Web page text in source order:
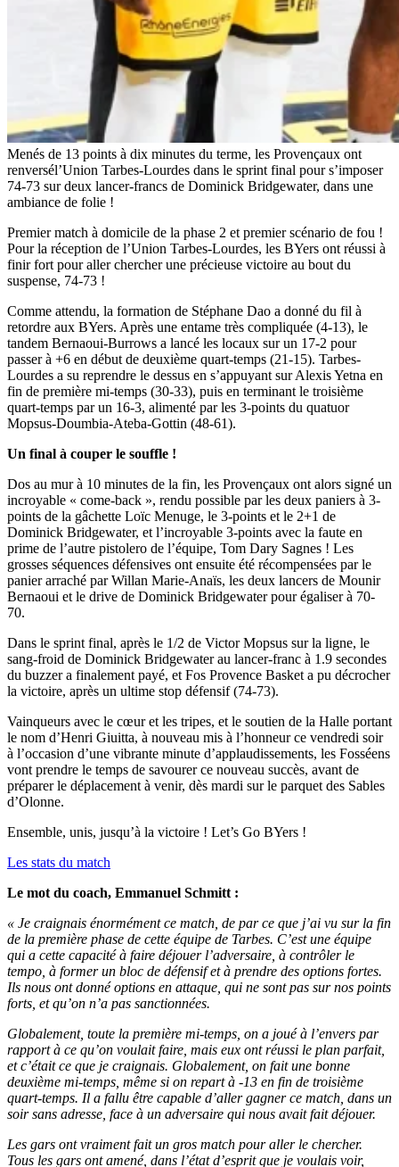
Menés de 13 points à dix minutes du terme, les Provençaux ont
renversél’Union Tarbes-Lourdes dans le sprint final pour s’imposer
74-73 sur deux lancer-francs de Dominick Bridgewater, dans une
ambiance de folie !
Premier match à domicile de la phase 2 et premier scénario de fou !
Pour la réception de l’Union Tarbes-Lourdes, les BYers ont réussi à
finir fort pour aller chercher une précieuse victoire au bout du
suspense, 74-73 !
Comme attendu, la formation de Stéphane Dao a donné du fil à
retordre aux BYers. Après une entame très compliquée (4-13), le
tandem Bernaoui-Burrows a lancé les locaux sur un 17-2 pour
passer à +6 en début de deuxième quart-temps (21-15). Tarbes-
Lourdes a su reprendre le dessus en s’appuyant sur Alexis Yetna en
fin de première mi-temps (30-33), puis en terminant le troisième
quart-temps par un 16-3, alimenté par les 3-points du quatuor
Mopsus-Doumbia-Ateba-Gottin (48-61).
Un final à couper le souffle !
Dos au mur à 10 minutes de la fin, les Provençaux ont alors signé un
incroyable « come-back », rendu possible par les deux paniers à 3-
points de la gâchette Loïc Menuge, le 3-points et le 2+1 de
Dominick Bridgewater, et l’incroyable 3-points avec la faute en
prime de l’autre pistolero de l’équipe, Tom Dary Sagnes ! Les
grosses séquences défensives ont ensuite été récompensées par le
panier arraché par Willan Marie-Anaïs, les deux lancers de Mounir
Bernaoui et le drive de Dominick Bridgewater pour égaliser à 70-
70.
Dans le sprint final, après le 1/2 de Victor Mopsus sur la ligne, le
sang-froid de Dominick Bridgewater au lancer-franc à 1.9 secondes
du buzzer a finalement payé, et Fos Provence Basket a pu décrocher
la victoire, après un ultime stop défensif (74-73).
Vainqueurs avec le cœur et les tripes, et le soutien de la Halle portant
le nom d’Henri Giuitta, à nouveau mis à l’honneur ce vendredi soir
à l’occasion d’une vibrante minute d’applaudissements, les Fosséens
vont prendre le temps de savourer ce nouveau succès, avant de
préparer le déplacement à venir, dès mardi sur le parquet des Sables
d’Olonne.
Ensemble, unis, jusqu’à la victoire ! Let’s Go BYers !
Les stats du match
Le mot du coach, Emmanuel Schmitt :
« Je craignais énormément ce match, de par ce que j’ai vu sur la fin
de la première phase de cette équipe de Tarbes. C’est une équipe
qui a cette capacité à faire déjouer l’adversaire, à contrôler le
tempo, à former un bloc de défensif et à prendre des options fortes.
Ils nous ont donné options en attaque, qui ne sont pas sur nos points
forts, et qu’on n’a pas sanctionnées.
Globalement, toute la première mi-temps, on a joué à l’envers par
rapport à ce qu’on voulait faire, mais eux ont réussi le plan parfait,
et c’était ce que je craignais. Globalement, on fait une bonne
deuxième mi-temps, même si on repart à -13 en fin de troisième
quart-temps. Il a fallu être capable d’aller gagner ce match, dans un
soir sans adresse, face à un adversaire qui nous avait fait déjouer.
Les gars ont vraiment fait un gros match pour aller le chercher.
Tous les gars ont amené, dans l’état d’esprit que je voulais voir,